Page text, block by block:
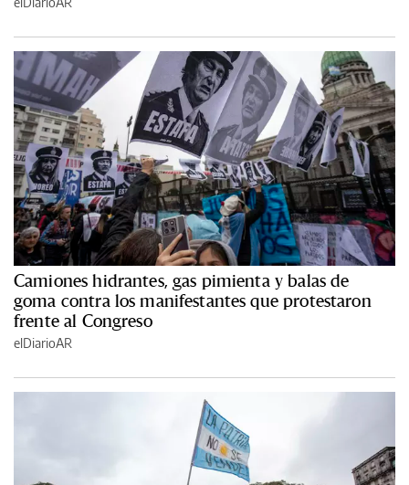
Camiones hidrantes, gas pimienta y balas de
goma contra los manifestantes que protestaron
frente al Congreso
elDiarioAR